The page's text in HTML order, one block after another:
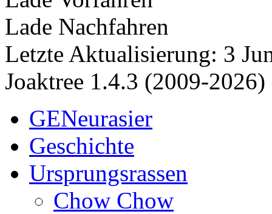
Lade Nachfahren
Letzte Aktualisierung: 3
Joaktree 1.4.3 (2009-2026)
GENeurasier
Geschichte
Ursprungsrassen
Chow Chow